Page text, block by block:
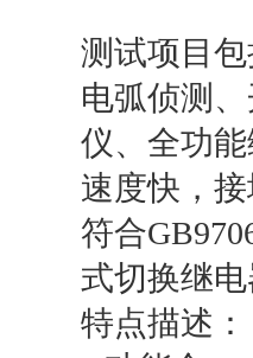
测试项目
电弧侦测
仪、全功
速度快，
符合
式切换继
特点描述：